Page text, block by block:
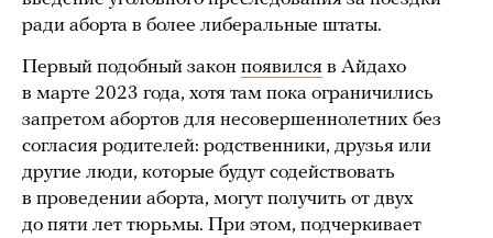
ради аборта в более либеральные штаты.
Первый подобный закон появился в Айдахо
в марте 2023 года, хотя там пока ограничились
запретом абортов для несовершеннолетних без
согласия родителей: родственники, друзья или
другие люди, которые будут содействовать
в проведении аборта, могут получить от двух
до пяти лет тюрьмы. При этом, подчеркивает